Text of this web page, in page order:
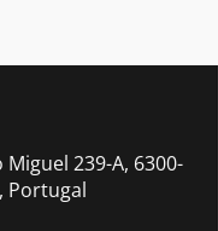
Miguel 239-A, 6300-
Portugal